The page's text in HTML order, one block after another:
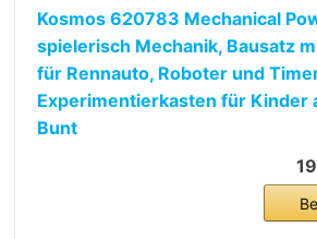
Kosmos ‎620783 Mechanical
spielerisch Mechanik, Bausatz
für Rennauto, Roboter und
Experimentierkasten für Kinder
Bunt